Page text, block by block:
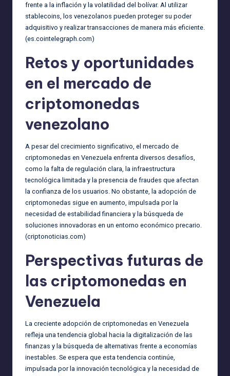
frente a la inflación y la volatilidad del bolívar. Al utilizar
stablecoins, los venezolanos pueden proteger su poder
adquisitivo y realizar transacciones de manera más eficiente.
(es.cointelegraph.com)
Retos y oportunidades
en el mercado de
criptomonedas
venezolano
A pesar del crecimiento significativo, el mercado de
criptomonedas en Venezuela enfrenta diversos desafíos,
como la falta de regulación clara, la infraestructura
tecnológica limitada y la presencia de fraudes que afectan
la confianza de los usuarios. No obstante, la adopción de
criptomonedas sigue en aumento, impulsada por la
necesidad de estabilidad financiera y la búsqueda de
soluciones innovadoras en un entorno económico precario.
(criptonoticias.com)
Perspectivas futuras de
las criptomonedas en
Venezuela
La creciente adopción de criptomonedas en Venezuela
refleja una tendencia global hacia la digitalización de las
finanzas y la búsqueda de alternativas frente a economías
inestables. Se espera que esta tendencia continúe,
impulsada por la innovación tecnológica y la necesidad de